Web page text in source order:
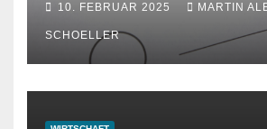
10. FEBRUAR 2025 MARTIN
SCHOELLER